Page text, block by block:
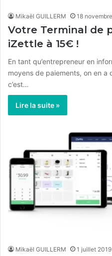
Mikaël GUILLERM 18
Votre Terminal de
iZettle à 15€ !
En tant qu’entrepreneur en
moyens de paiements, on en a
c’est…
Lire la suite »
Mikaël GUILLERM 1 juillet 2019